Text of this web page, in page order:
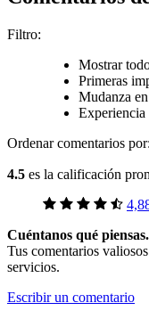
Filtro:
Mostrar
Primeras
Mudanza
Experiencia
Ordenar comentarios por:
4.5 es la calificación
Cuéntanos qué piensas.
Tus comentarios
servicios.
Escribir un comentario